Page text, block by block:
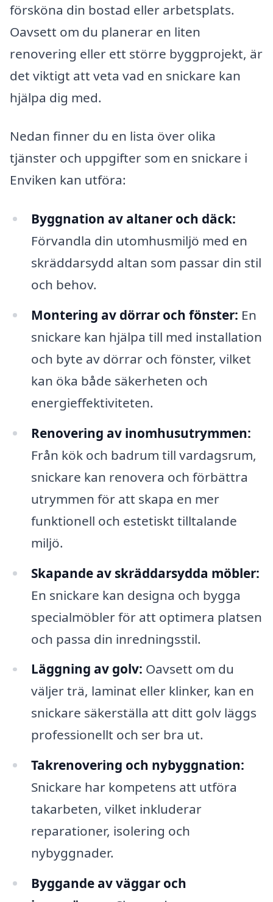
försköna din bostad eller arbetsplats.
Oavsett om du planerar en liten
renovering eller ett större byggprojekt, är
det viktigt att veta vad en snickare kan
hjälpa dig med.
Nedan finner du en lista över olika
tjänster och uppgifter som en snickare i
Enviken kan utföra:
Byggnation av altaner och däck:
Förvandla din utomhusmiljö med en
skräddarsydd altan som passar din stil
och behov.
Montering av dörrar och fönster: En
snickare kan hjälpa till med installation
och byte av dörrar och fönster, vilket
kan öka både säkerheten och
energieffektiviteten.
Renovering av inomhusutrymmen:
Från kök och badrum till vardagsrum,
snickare kan renovera och förbättra
utrymmen för att skapa en mer
funktionell och estetiskt tilltalande
miljö.
Skapande av skräddarsydda möbler:
En snickare kan designa och bygga
specialmöbler för att optimera platsen
och passa din inredningsstil.
Läggning av golv: Oavsett om du
väljer trä, laminat eller klinker, kan en
snickare säkerställa att ditt golv läggs
professionellt och ser bra ut.
Takrenovering och nybyggnation:
Snickare har kompetens att utföra
takarbeten, vilket inkluderar
reparationer, isolering och
nybyggnader.
Byggande av väggar och